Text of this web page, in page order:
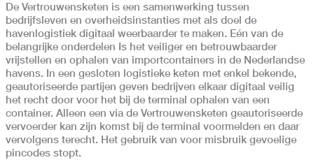
De Vertrouwensketen is een samenwerking tussen
bedrijfsleven en overheidsinstanties met als doel de
havenlogistiek digitaal weerbaarder te maken. Eén van de
belangrijke onderdelen Is het veiliger en betrouwbaarder
vrijstellen en ophalen van importcontainers in de Nederlandse
havens. In een gesloten logistieke keten met enkel bekende,
geautoriseerde partijen geven bedrijven elkaar digitaal veilig
het recht door voor het bij de terminal ophalen van een
container. Alleen een via de Vertrouwensketen geautoriseerde
vervoerder kan zijn komst bij de terminal voormelden en daar
vervolgens terecht. Het gebruik van voor misbruik gevoelige
pincodes stopt.